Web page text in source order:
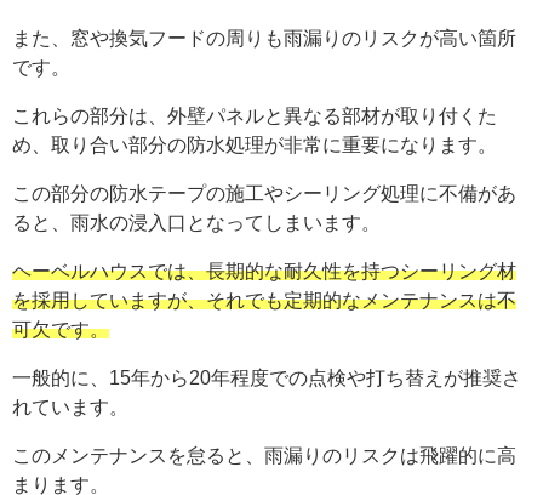
また、窓や換気フードの周りも雨漏りのリスクが高い箇所
です。
これらの部分は、外壁パネルと異なる部材が取り付くた
め、取り合い部分の防水処理が非常に重要になります。
この部分の防水テープの施工やシーリング処理に不備があ
ると、雨水の浸入口となってしまいます。
ヘーベルハウスでは、長期的な耐久性を持つシーリング材
を採用していますが、それでも定期的なメンテナンスは不
可欠です。
一般的に、15年から20年程度での点検や打ち替えが推奨さ
れています。
このメンテナンスを怠ると、雨漏りのリスクは飛躍的に高
まります。